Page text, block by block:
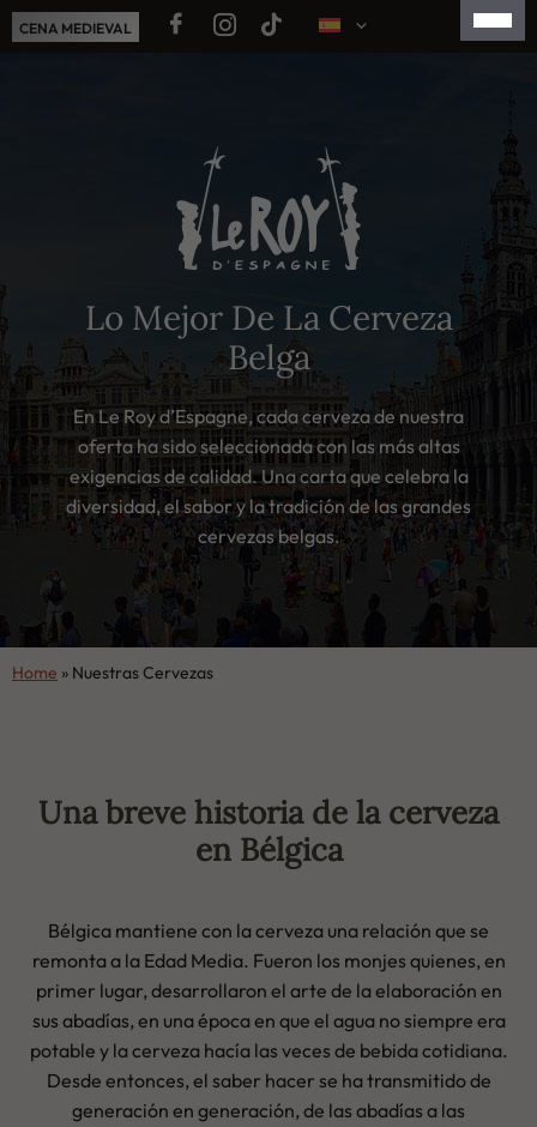
Saltar
al
CENA MEDIEVAL
NEDERLANDS
简体中文
日本語
Lo Mejor De La Cerveza
Belga
En Le Roy d’Espagne, cada cerveza de nuestra
oferta ha sido seleccionada con las más altas
exigencias de calidad. Una carta que celebra la
diversidad, el sabor y la tradición de las grandes
cervezas belgas.
Home » Nuestras Cervezas
Una breve historia de la cerveza
en Bélgica
Bélgica mantiene con la cerveza una relación que se
remonta a la Edad Media. Fueron los monjes quienes, en
primer lugar, desarrollaron el arte de la elaboración en
sus abadías, en una época en que el agua no siempre era
potable y la cerveza hacía las veces de bebida cotidiana.
Desde entonces, el saber hacer se ha transmitido de
generación en generación, de las abadías a las